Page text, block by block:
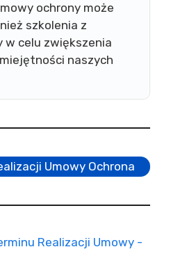
ochrony może
szkolenia z
w celu zwiększenia
naszych
Umowy Ochrona
Realizacji Umowy -